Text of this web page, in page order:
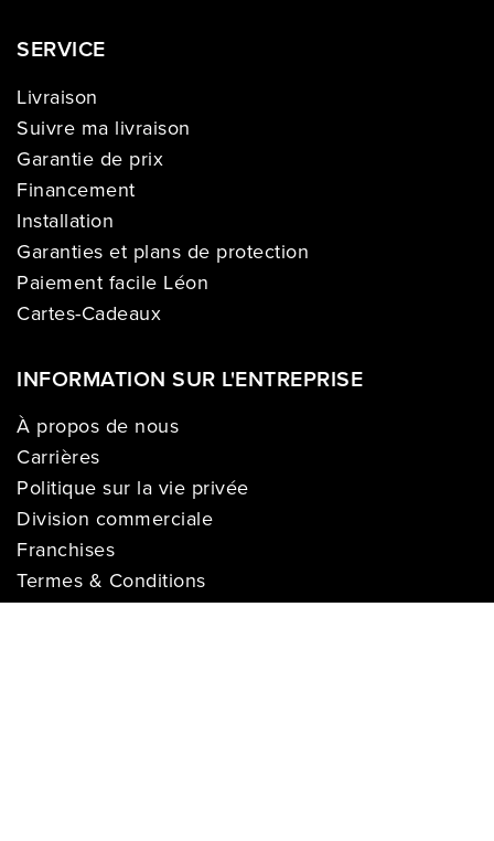
SERVICE
Livraison
Suivre ma livraison
Garantie de prix
Financement
Installation
Garanties et plans de protection
Paiement facile Léon
Cartes-Cadeaux
INFORMATION SUR L'ENTREPRISE
À propos de nous
Carrières
Politique sur la vie privée
Division commerciale
Franchises
Termes & Conditions
Demandes des médias